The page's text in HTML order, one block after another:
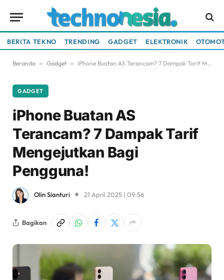
BERITA TEKNO TRENDING GADGET ELEKTRONIK
Beranda » Gadget » iPhone Buatan AS Terancam? 7 Dampak Tarif Mengejutkan Bagi Pengguna!
GADGET
iPhone Buatan AS
Terancam? 7 Dampak Tarif
Mengejutkan Bagi
Pengguna!
Olin Sianturi 21 April 2025 | 09:56
Bagikan